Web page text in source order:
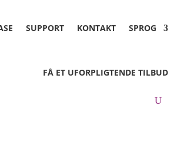
SUPPORT KONTAKT SPROG
FÅ ET UFORPLIGTENDE TILBUD